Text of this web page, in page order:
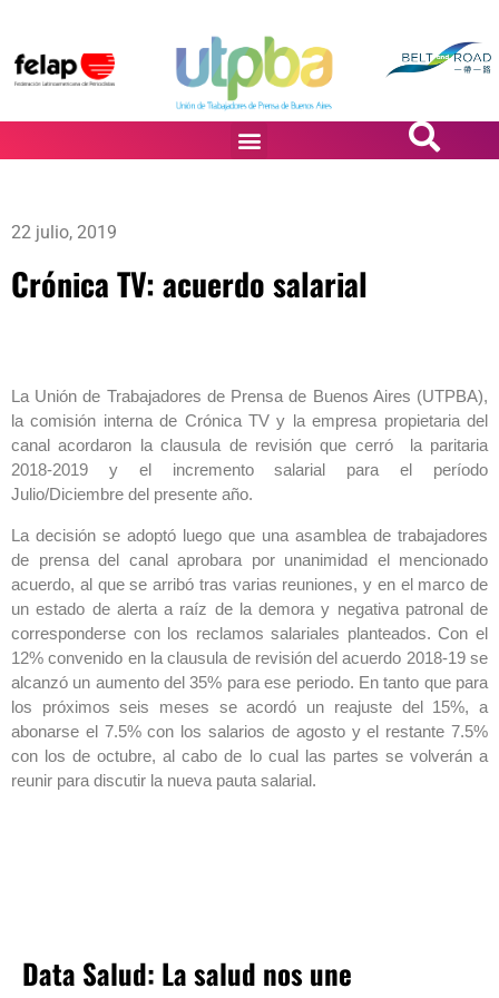
22 julio, 2019
Crónica TV: acuerdo salarial
La Unión de Trabajadores de Prensa de Buenos Aires (UTPBA),
la comisión interna de Crónica TV y la empresa propietaria del
canal acordaron la clausula de revisión que cerró la paritaria
2018-2019 y el incremento salarial para el período
Julio/Diciembre del presente año.
La decisión se adoptó luego que una asamblea de trabajadores
de prensa del canal aprobara por unanimidad el mencionado
acuerdo, al que se arribó tras varias reuniones, y en el marco de
un estado de alerta a raíz de la demora y negativa patronal de
corresponderse con los reclamos salariales planteados. Con el
12% convenido en la clausula de revisión del acuerdo 2018-19 se
alcanzó un aumento del 35% para ese periodo. En tanto que para
los próximos seis meses se acordó un reajuste del 15%, a
abonarse el 7.5% con los salarios de agosto y el restante 7.5%
con los de octubre, al cabo de lo cual las partes se volverán a
reunir para discutir la nueva pauta salarial.
Data Salud: La salud nos une